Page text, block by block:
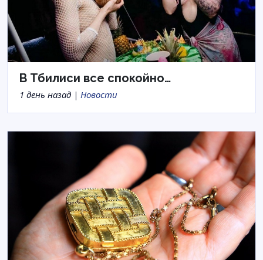
В Тбилиси все спокойно…
1 день назад | Новости